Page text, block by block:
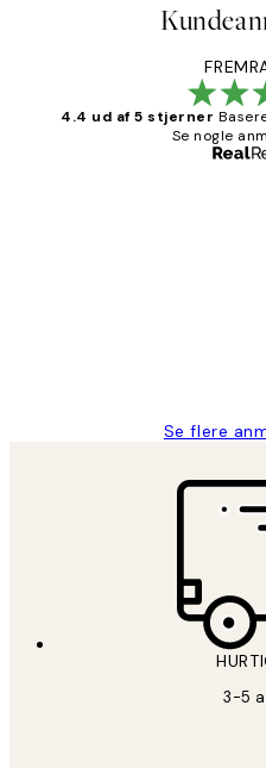
4.4 ud af 5 stjerner
Se nogle
Se flere
3-5